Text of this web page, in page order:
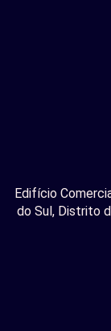
Edifício
do Sul, Distrito